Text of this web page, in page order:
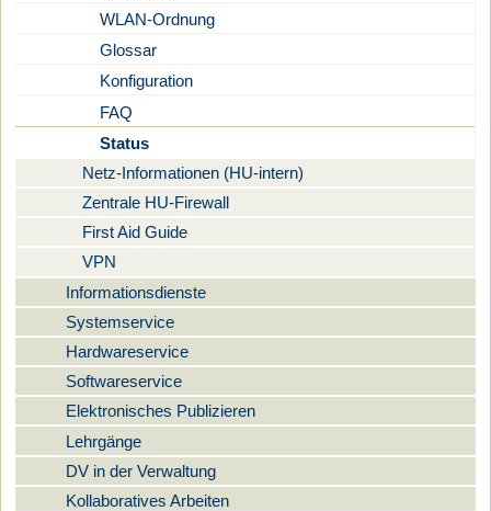
WLAN-Ordnung
Glossar
Konfiguration
FAQ
Status
Netz-Informationen (HU-intern)
Zentrale HU-Firewall
First Aid Guide
VPN
Informationsdienste
Systemservice
Hardwareservice
Softwareservice
Elektronisches Publizieren
Lehrgänge
DV in der Verwaltung
Kollaboratives Arbeiten